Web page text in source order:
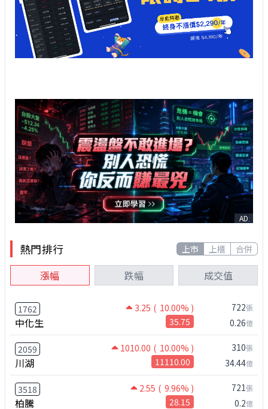
AD
熱門排行 上市 上櫃 合併
漲幅 跌幅 成交值
1762 3.25 ( 10.00% )
中化生 35.75
722張
0.26億
2059 1010.00 ( 10.00% )
川湖 11110.00
310張
34.44億
3518 2.55 ( 9.96% )
柏騰 28.15
721張
0.2億